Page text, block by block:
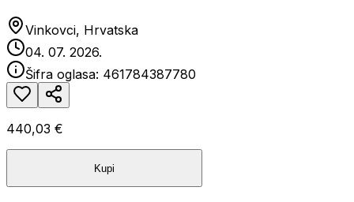
Vinkovci, Hrvatska
04. 07. 2026.
Šifra oglasa: 461784387780
440,03 €
Kupi